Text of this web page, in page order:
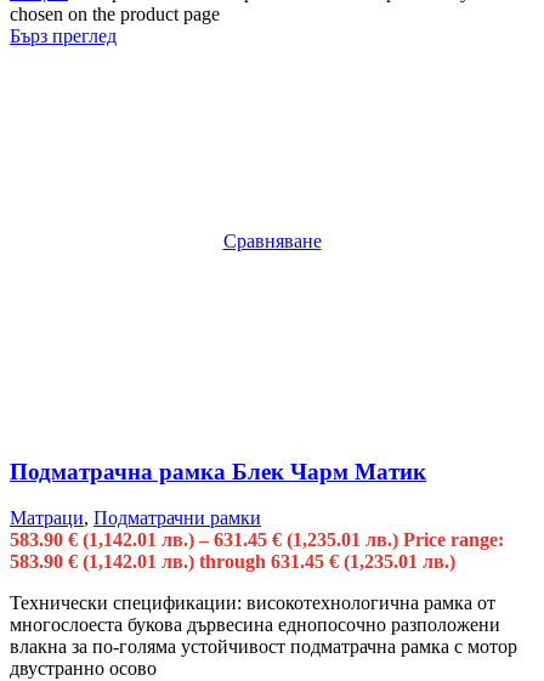
chosen on the product page
Бърз преглед
Сравняване
Подматрачна рамка Блек Чарм Матик
Матраци, Подматрачни рамки
583.90 € (1,142.01 лв.) – 631.45 € (1,235.01 лв.) Price range:
583.90 € (1,142.01 лв.) through 631.45 € (1,235.01 лв.)
Технически спецификации: високотехнологична рамка от
многослоеста букова дървесина еднопосочно разположени
влакна за по-голяма устойчивост подматрачна рамка с мотор
двустранно осово